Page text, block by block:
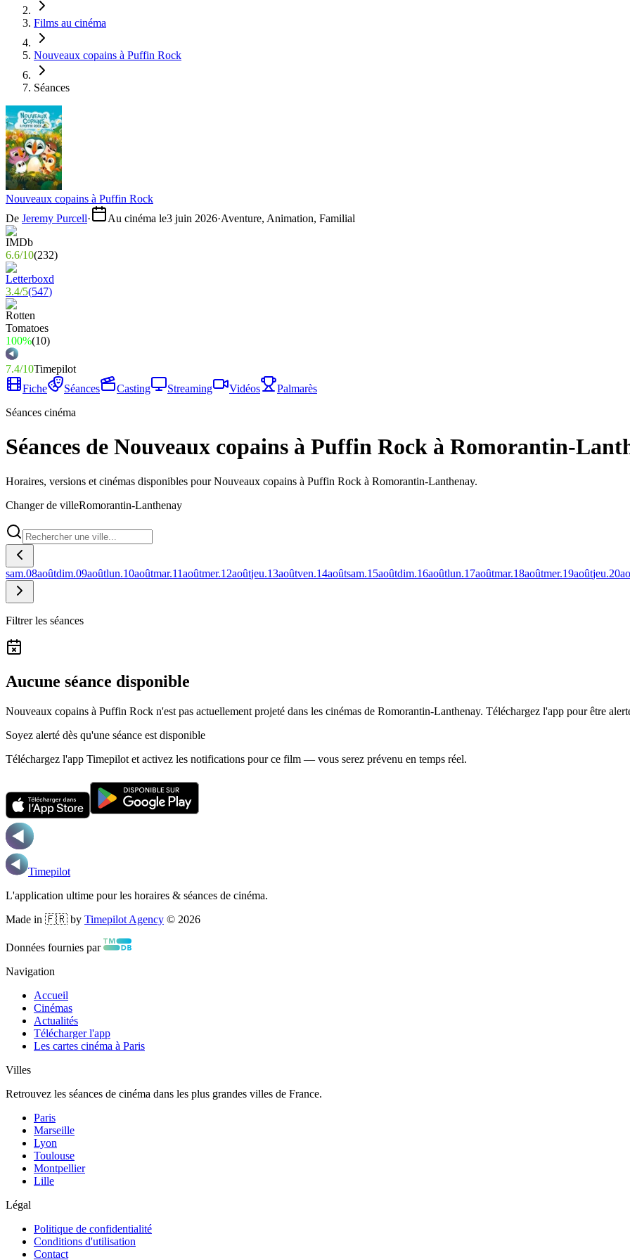
Films au cinéma
Nouveaux copains à Puffin Rock
Séances
Nouveaux copains à Puffin Rock
De Jeremy Purcell· Au cinéma le3 juin 2026·Aventure, Animation, Familial
6.6/10(232)
3.4/5(547)
100%(10)
7.4/10Timepilot
Fiche
Séances Casting Streaming Vidéos
Palmarès
Séances cinéma
Séances de Nouveaux copains à Puffin Rock à Romorantin-
Horaires, versions et cinémas disponibles pour Nouveaux copains à Puffin Rock à Romorantin-Lanthenay.
Changer de villeRomorantin-Lanthenay
sam.08aoûtdim.09aoûtlun.10aoûtmar.11aoûtmer.12aoûtjeu.13aoûtven.14aoûtsam.15aoûtdim.16aoûtlun.17aoûtmar.18aoûtmer.19aoûtjeu.20
Filtrer les séances
Aucune séance disponible
Nouveaux copains à Puffin Rock n'est pas actuellement projeté dans les cinémas de Romorantin-Lanthenay. Téléchargez l'app pour être
Soyez alerté dès qu'une séance est disponible
Téléchargez l'app Timepilot et activez les notifications pour ce film — vous serez prévenu en temps réel.
Timepilot
L'application ultime pour les horaires & séances de cinéma.
Made in 🇫🇷 by Timepilot Agency © 2026
Données fournies par
Navigation
Accueil
Cinémas
Actualités
Télécharger l'app
Les cartes cinéma à Paris
Villes
Retrouvez les séances de cinéma dans les plus grandes villes de France.
Paris
Marseille
Lyon
Toulouse
Montpellier
Lille
Légal
Politique de confidentialité
Conditions d'utilisation
Contact